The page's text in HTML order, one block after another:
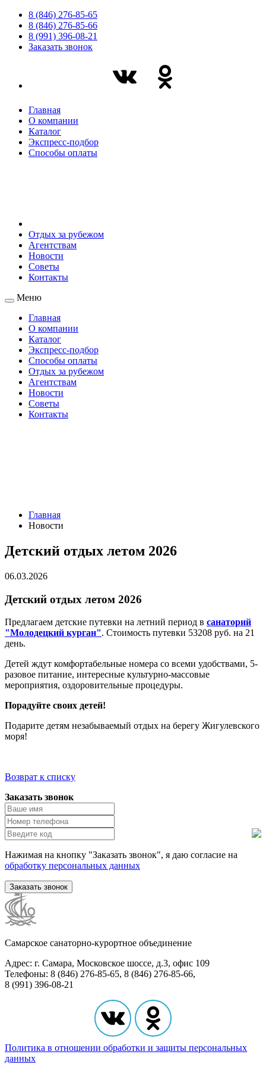
8 (846) 276-85-65
8 (846) 276-85-66
8 (991) 396-08-21
Заказать звонок
Главная
О компании
Каталог
Экспресс-подбор
Способы оплаты
Отдых за рубежом
Агентствам
Новости
Советы
Контакты
Меню
Главная
О компании
Каталог
Экспресс-подбор
Способы оплаты
Отдых за рубежом
Агентствам
Новости
Советы
Контакты
Главная
Новости
Детский отдых летом 2026
06.03.2026
Детский отдых летом 2026
Предлагаем детские путевки на летний период в санаторий
"Молодецкий курган". Стоимость путевки 53208 руб. на 21
день.
Детей ждут комфортабельные номера со всеми удобствами, 5-
разовое питание, интересные культурно-массовые
мероприятия, оздоровительные процедуры.
Порадуйте своих детей!
Подарите детям незабываемый отдых на берегу Жигулевского
моря!
Возврат к списку
Заказать звонок
Нажимая на кнопку "Заказать звонок", я даю согласие на
обработку персональных данных
Заказать звонок
Самарское санаторно-курортное объединение
Адрес: г. Самара, Московское шоссе, д.3, офис 109
Телефоны: 8 (846) 276-85-65, 8 (846) 276-85-66,
8 (991) 396-08-21
Политика в отношении обработки и защиты персональных
данных